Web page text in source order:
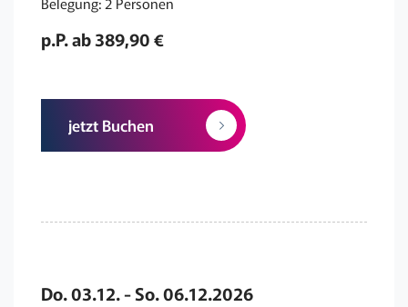
p.P. ab 389,90 €
jetzt Buchen
Do. 03.12. - So. 06.12.2026